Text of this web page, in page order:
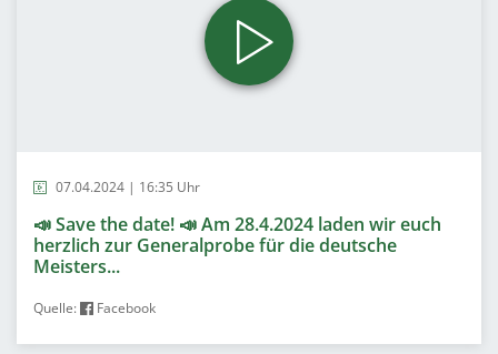
07.04.2024 | 16:35 Uhr
📣 Save the date! 📣 Am 28.4.2024 laden wir euch
herzlich zur Generalprobe für die deutsche
Meisters...
Quelle: Facebook